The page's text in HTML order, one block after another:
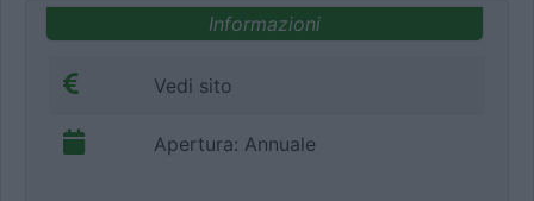
Informazioni
Vedi sito
Apertura: Annuale